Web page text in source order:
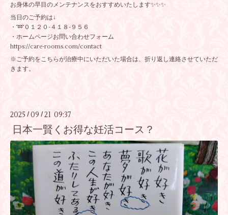
お身体の早目のメンテナンスをおすすめいたします✨✨✨
当日のご予約は↓
・➿０１２０-４１８-９５６
・ホームページお問い合わせフォーム
https://care-rooms.com/contact
※ご予約をこちらが治療中にいただいた場合は、折り返し連絡させていただ
きます。
2025 / 09 /21 09:37
日本一賢くお得な妊活コース？